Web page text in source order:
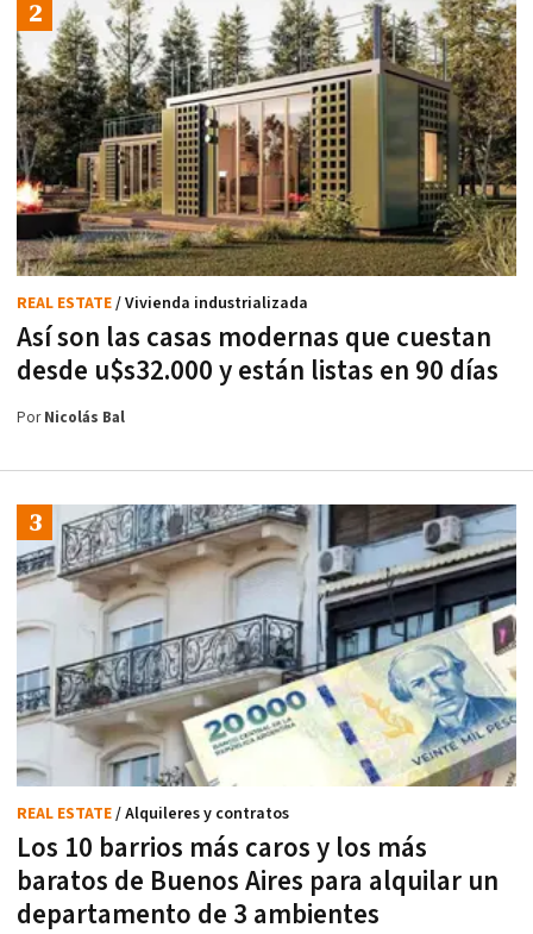
Así son las casas modernas que cuestan
desde u$s32.000 y están listas en 90 días
REAL ESTATE/ Vivienda industrializada
PorNicolás Bal
Los 10 barrios más caros y los más
baratos de Buenos Aires para alquilar un
departamento de 3 ambientes
REAL ESTATE/ Alquileres y contratos